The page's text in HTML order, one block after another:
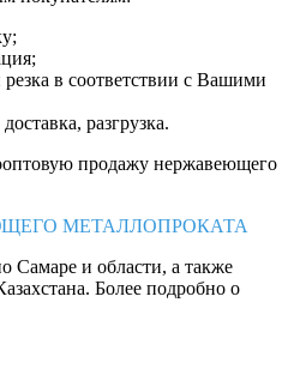
в соответствии с Вашими
разгрузка.
продажу нержавеющего
МЕТАЛЛОПРОКАТА
Самаре и области, а также
Более подробно о